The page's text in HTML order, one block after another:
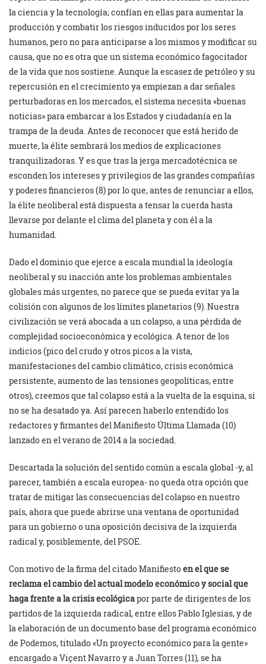
la ciencia y la tecnología; confían en ellas para aumentar la
producción y combatir los riesgos inducidos por los seres
humanos, pero no para anticiparse a los mismos y modificar su
causa, que no es otra que un sistema económico fagocitador
de la vida que nos sostiene. Aunque la escasez de petróleo y su
repercusión en el crecimiento ya empiezan a dar señales
perturbadoras en los mercados, el sistema necesita «buenas
noticias» para embarcar a los Estados y ciudadanía en la
trampa de la deuda. Antes de reconocer que está herido de
muerte, la élite sembrará los medios de explicaciones
tranquilizadoras. Y es que tras la jerga mercadotécnica se
esconden los intereses y privilegios de las grandes compañías
y poderes financieros (8) por lo que, antes de renunciar a ellos,
la élite neoliberal está dispuesta a tensar la cuerda hasta
llevarse por delante el clima del planeta y con él a la
humanidad.
Dado el dominio que ejerce a escala mundial la ideología
neoliberal y su inacción ante los problemas ambientales
globales más urgentes, no parece que se pueda evitar ya la
colisión con algunos de los límites planetarios (9). Nuestra
civilización se verá abocada a un colapso, a una pérdida de
complejidad socioeconómica y ecológica. A tenor de los
indicios (pico del crudo y otros picos a la vista,
manifestaciones del cambio climático, crisis económica
persistente, aumento de las tensiones geopolíticas, entre
otros), creemos que tal colapso está a la vuelta de la esquina, si
no se ha desatado ya. Así parecen haberlo entendido los
redactores y firmantes del Manifiesto Última Llamada (10)
lanzado en el verano de 2014 a la sociedad.
Descartada la solución del sentido común a escala global -y, al
parecer, también a escala europea- no queda otra opción que
tratar de mitigar las consecuencias del colapso en nuestro
país, ahora que puede abrirse una ventana de oportunidad
para un gobierno o una oposición decisiva de la izquierda
radical y, posiblemente, del PSOE.
Con motivo de la firma del citado Manifiestoen el que se
reclama el cambio del actual modelo económico y social que
haga frente a la crisis ecológicapor parte de dirigentes de los
partidos de la izquierda radical, entre ellos Pablo Iglesias, y de
la elaboración de un documento base del programa económico
de Podemos, titulado «Un proyecto económico para la gente»
encargado a Viçent Navarro y a Juan Torres (11), se ha